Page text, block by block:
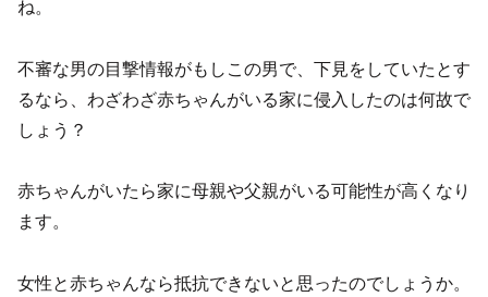
ね。
不審な男の目撃情報がもしこの男で、下見をしていたとす
るなら、わざわざ赤ちゃんがいる家に侵入したのは何故で
しょう？
赤ちゃんがいたら家に母親や父親がいる可能性が高くなり
ます。
女性と赤ちゃんなら抵抗できないと思ったのでしょうか。